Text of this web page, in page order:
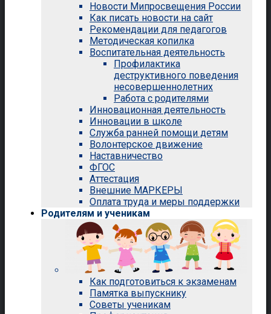
Новости Мипросвещения России
Как писать новости на сайт
Рекомендации для педагогов
Методическая копилка
Воспитательная деятельность
Профилактика
деструктивного поведения
несовершеннолетних
Работа с родителями
Инновационная деятельность
Инновации в школе
Служба ранней помощи детям
Волонтерское движение
Наставничество
ФГОС
Аттестация
Внешние МАРКЕРЫ
Оплата труда и меры поддержки
Родителям и ученикам
Как подготовиться к экзаменам
Памятка выпускнику
Советы ученикам